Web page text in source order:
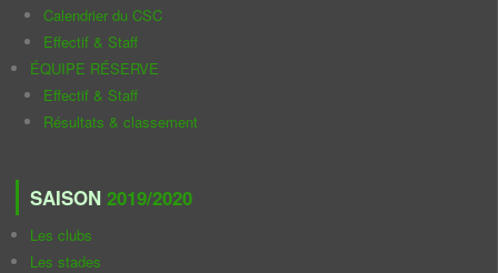
Calendrier du CSC
Effectif & Staff
ÉQUIPE RÉSERVE
Effectif & Staff
Résultats & classement
SAISON 2019/2020
Les clubs
Les stades